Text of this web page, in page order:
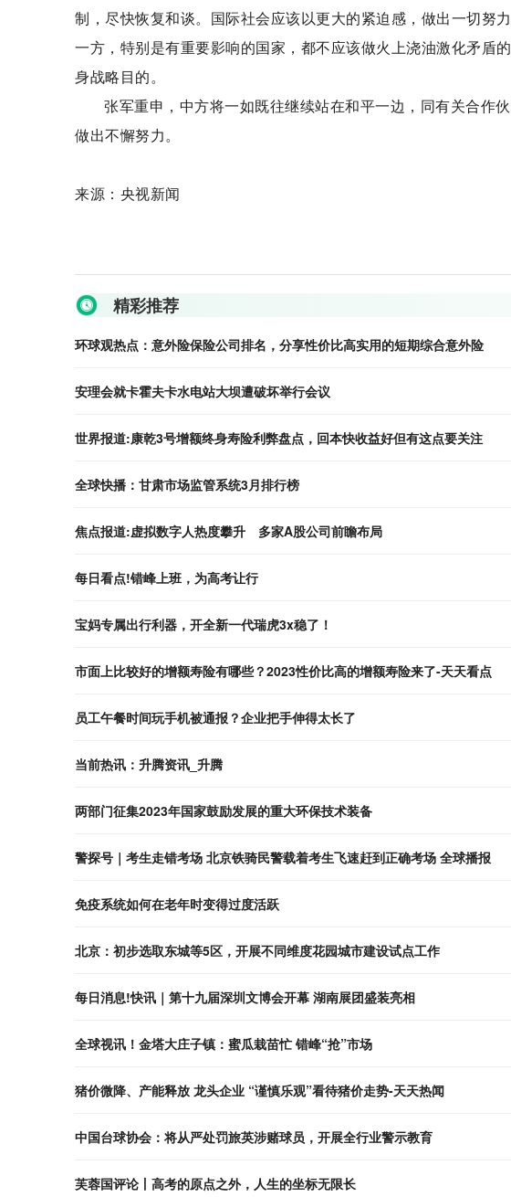
制，尽快恢复和谈。国际社会应该以更大的紧迫感，做出一切努
一方，特别是有重要影响的国家，都不应该做火上浇油激化矛盾
身战略目的。
张军重申，中方将一如既往继续站在和平一边，同有关合作
做出不懈努力。
来源：央视新闻
精彩推荐
环球观热点：意外险保险公司排名，分享性价比高实用的短期综合意外险
安理会就卡霍夫卡水电站大坝遭破坏举行会议
世界报道:康乾3号增额终身寿险利弊盘点，回本快收益好但有这点要关注
全球快播：甘肃市场监管系统3月排行榜
焦点报道:虚拟数字人热度攀升 多家A股公司前瞻布局
每日看点!错峰上班，为高考让行
宝妈专属出行利器，开全新一代瑞虎3x稳了！
市面上比较好的增额寿险有哪些？2023性价比高的增额寿险来了-天天看点
员工午餐时间玩手机被通报？企业把手伸得太长了
当前热讯：升腾资讯_升腾
两部门征集2023年国家鼓励发展的重大环保技术装备
警探号｜考生走错考场 北京铁骑民警载着考生飞速赶到正确考场 全球播报
免疫系统如何在老年时变得过度活跃
北京：初步选取东城等5区，开展不同维度花园城市建设试点工作
每日消息!快讯｜第十九届深圳文博会开幕 湖南展团盛装亮相
全球视讯！金塔大庄子镇：蜜瓜栽苗忙 错峰“抢”市场
猪价微降、产能释放 龙头企业 “谨慎乐观”看待猪价走势-天天热闻
中国台球协会：将从严处罚旅英涉赌球员，开展全行业警示教育
芙蓉国评论丨高考的原点之外，人生的坐标无限长